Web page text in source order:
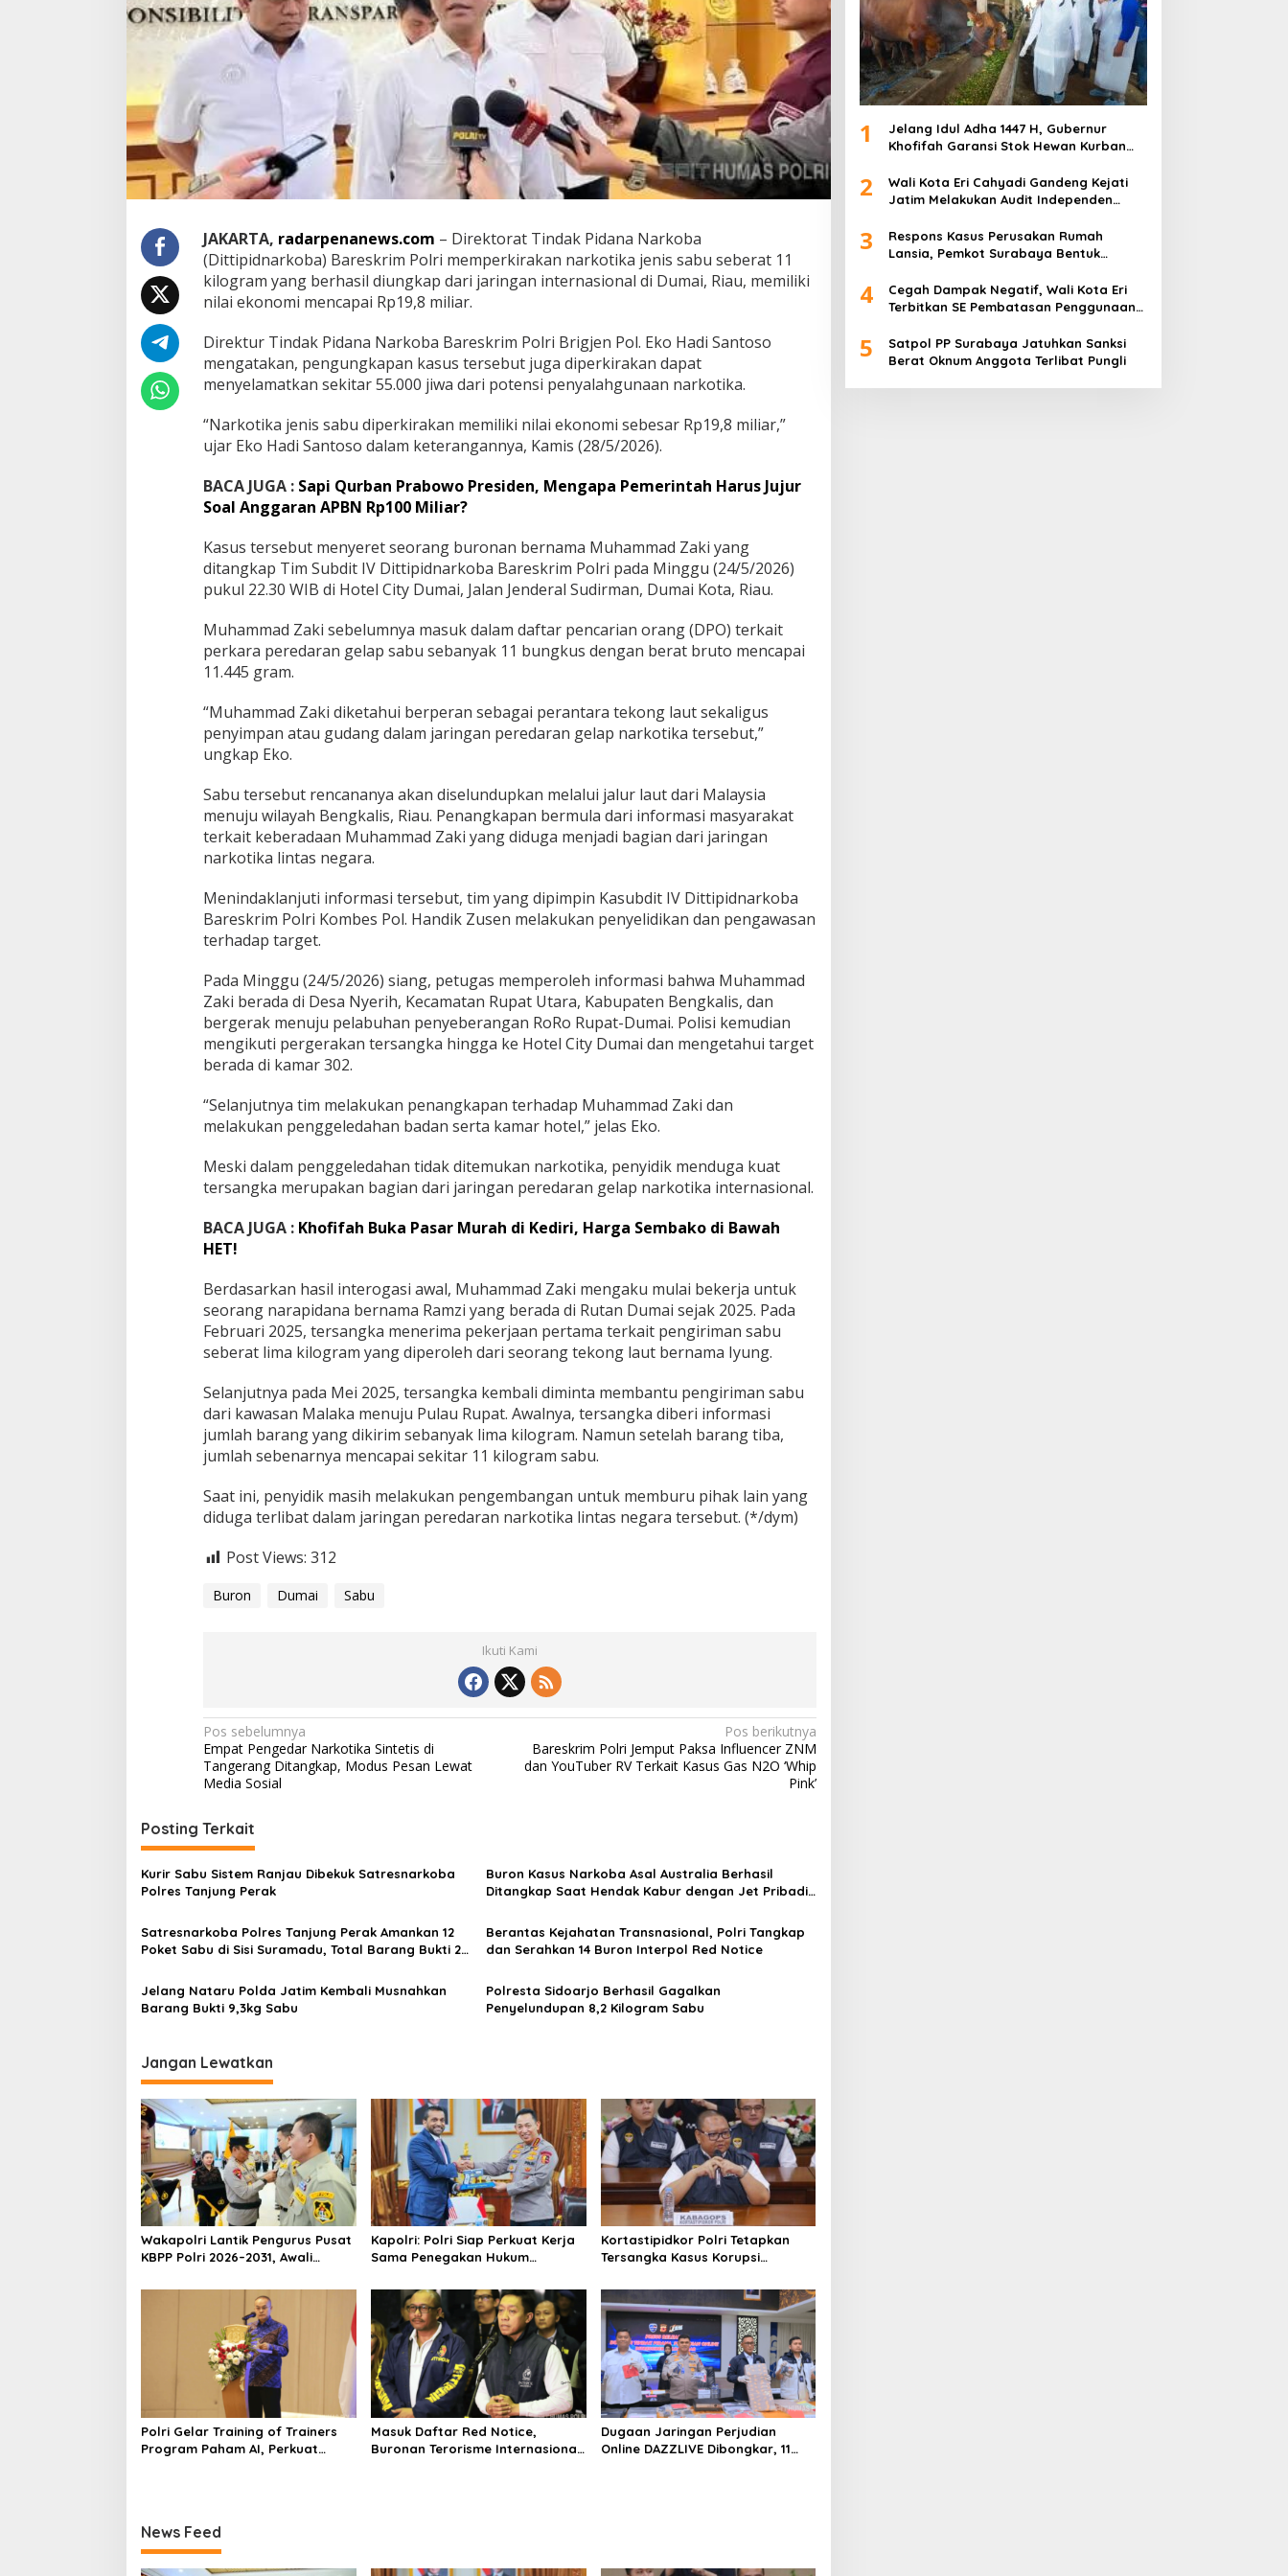
g
D
n
k
a
p
D
u
m
a
i
p
e
k
i
r
k
a
n
e
r
n
l
i
R
1
9
,
8
i
l
i
a
r
JAKARTA, radarpenanews.com – Direktorat Tindak Pidana Narkoba
(Dittipidnarkoba) Bareskrim Polri memperkirakan narkotika jenis sabu seberat 11
kilogram yang berhasil diungkap dari jaringan internasional di Dumai, Riau, memiliki
nilai ekonomi mencapai Rp19,8 miliar.
Direktur Tindak Pidana Narkoba Bareskrim Polri Brigjen Pol. Eko Hadi Santoso
mengatakan, pengungkapan kasus tersebut juga diperkirakan dapat
menyelamatkan sekitar 55.000 jiwa dari potensi penyalahgunaan narkotika.
“Narkotika jenis sabu diperkirakan memiliki nilai ekonomi sebesar Rp19,8 miliar,”
ujar Eko Hadi Santoso dalam keterangannya, Kamis (28/5/2026).
BACA JUGA : Sapi Qurban Prabowo Presiden, Mengapa Pemerintah Harus Jujur
Soal Anggaran APBN Rp100 Miliar?
Kasus tersebut menyeret seorang buronan bernama Muhammad Zaki yang
ditangkap Tim Subdit IV Dittipidnarkoba Bareskrim Polri pada Minggu (24/5/2026)
pukul 22.30 WIB di Hotel City Dumai, Jalan Jenderal Sudirman, Dumai Kota, Riau.
Muhammad Zaki sebelumnya masuk dalam daftar pencarian orang (DPO) terkait
perkara peredaran gelap sabu sebanyak 11 bungkus dengan berat bruto mencapai
11.445 gram.
“Muhammad Zaki diketahui berperan sebagai perantara tekong laut sekaligus
penyimpan atau gudang dalam jaringan peredaran gelap narkotika tersebut,”
ungkap Eko.
Sabu tersebut rencananya akan diselundupkan melalui jalur laut dari Malaysia
menuju wilayah Bengkalis, Riau. Penangkapan bermula dari informasi masyarakat
terkait keberadaan Muhammad Zaki yang diduga menjadi bagian dari jaringan
narkotika lintas negara.
Menindaklanjuti informasi tersebut, tim yang dipimpin Kasubdit IV Dittipidnarkoba
Bareskrim Polri Kombes Pol. Handik Zusen melakukan penyelidikan dan pengawasan
terhadap target.
Pada Minggu (24/5/2026) siang, petugas memperoleh informasi bahwa Muhammad
Zaki berada di Desa Nyerih, Kecamatan Rupat Utara, Kabupaten Bengkalis, dan
bergerak menuju pelabuhan penyeberangan RoRo Rupat-Dumai. Polisi kemudian
mengikuti pergerakan tersangka hingga ke Hotel City Dumai dan mengetahui target
berada di kamar 302.
“Selanjutnya tim melakukan penangkapan terhadap Muhammad Zaki dan
melakukan penggeledahan badan serta kamar hotel,” jelas Eko.
Meski dalam penggeledahan tidak ditemukan narkotika, penyidik menduga kuat
tersangka merupakan bagian dari jaringan peredaran gelap narkotika internasional.
BACA JUGA : Khofifah Buka Pasar Murah di Kediri, Harga Sembako di Bawah
HET!
Berdasarkan hasil interogasi awal, Muhammad Zaki mengaku mulai bekerja untuk
seorang narapidana bernama Ramzi yang berada di Rutan Dumai sejak 2025. Pada
Februari 2025, tersangka menerima pekerjaan pertama terkait pengiriman sabu
seberat lima kilogram yang diperoleh dari seorang tekong laut bernama Iyung.
Selanjutnya pada Mei 2025, tersangka kembali diminta membantu pengiriman sabu
dari kawasan Malaka menuju Pulau Rupat. Awalnya, tersangka diberi informasi
jumlah barang yang dikirim sebanyak lima kilogram. Namun setelah barang tiba,
jumlah sebenarnya mencapai sekitar 11 kilogram sabu.
Saat ini, penyidik masih melakukan pengembangan untuk memburu pihak lain yang
diduga terlibat dalam jaringan peredaran narkotika lintas negara tersebut. (*/dym)
Post Views: 312
Buron Dumai Sabu
Ikuti Kami
N
a
v
i
g
a
s
i
p
s
Pos sebelumnya
Empat Pengedar Narkotika Sintetis di
Tangerang Ditangkap, Modus Pesan Lewat
Media Sosial
Pos berikutnya
Bareskrim Polri Jemput Paksa Influencer ZNM
dan YouTuber RV Terkait Kasus Gas N2O ‘Whip
Pink’
Posting Terkait
Kurir Sabu Sistem Ranjau Dibekuk Satresnarkoba
Polres Tanjung Perak
Buron Kasus Narkoba Asal Australia Berhasil
Ditangkap Saat Hendak Kabur dengan Jet Pribadi
Satresnarkoba Polres Tanjung Perak Amankan 12
Poket Sabu di Sisi Suramadu, Total Barang Bukti 20
Berantas Kejahatan Transnasional, Polri Tangkap
dan Serahkan 14 Buron Interpol Red Notice
Jelang Nataru Polda Jatim Kembali Musnahkan
Barang Bukti 9,3kg Sabu
Polresta Sidoarjo Berhasil Gagalkan
Penyelundupan 8,2 Kilogram Sabu
Jangan Lewatkan
Wakapolri Lantik Pengurus Pusat
KBPP Polri 2026–2031, Awali
Kapolri: Polri Siap Perkuat Kerja
Sama Penegakan Hukum
Hadapi Kejahatan Modern
Kortastipidkor Polri Tetapkan
Tersangka Kasus Korupsi
Kerugian Negara Capai Rp38,8
Miliar
Polri Gelar Training of Trainers
Program Paham AI, Perkuat
Masuk Daftar Red Notice,
Buronan Terorisme Internasional
Dugaan Jaringan Perjudian
Online DAZZLIVE Dibongkar, 11
News Feed
1
Jelang Idul Adha 1447 H, Gubernur
Khofifah Garansi Stok Hewan Kurban
2
Wali Kota Eri Cahyadi Gandeng Kejati
Jatim Melakukan Audit Independen
3
Respons Kasus Perusakan Rumah
Lansia, Pemkot Surabaya Bentuk
4
Cegah Dampak Negatif, Wali Kota Eri
Terbitkan SE Pembatasan Penggunaan
5
Satpol PP Surabaya Jatuhkan Sanksi
Berat Oknum Anggota Terlibat Pungli